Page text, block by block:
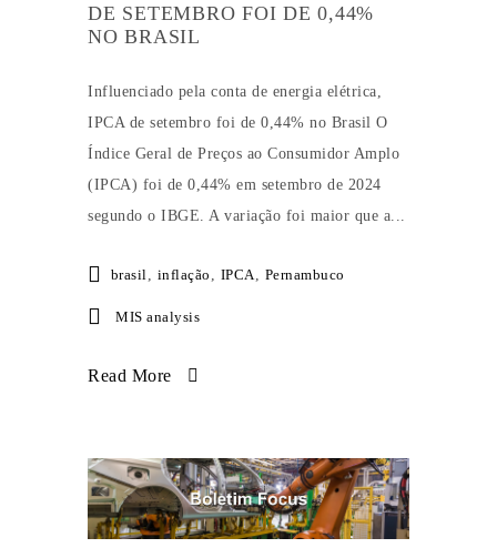
DE SETEMBRO FOI DE 0,44%
NO BRASIL
Influenciado pela conta de energia elétrica,
IPCA de setembro foi de 0,44% no Brasil O
Índice Geral de Preços ao Consumidor Amplo
(IPCA) foi de 0,44% em setembro de 2024
segundo o IBGE. A variação foi maior que a...
brasil inflação IPCA Pernambuco
MIS analysis
Read More